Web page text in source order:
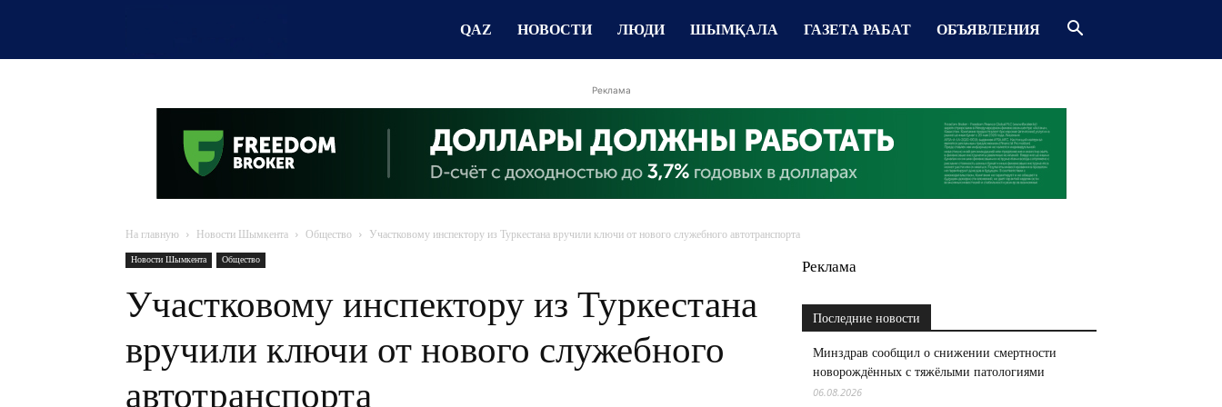
QAZ НОВОСТИ ЛЮДИ ШЫМҚАЛА ГАЗЕТА РАБАТ ОБЪЯВЛЕНИЯ
Реклама
На главную Новости Шымкента Общество Участковому инспектору из Туркестана вручили ключи от нового служебного автотранспорта
Новости Шымкента Общество
Участковому инспектору из Туркестана
вручили ключи от нового служебного
автотранспорта
Реклама
Последние новости
Минздрав сообщил о снижении смертности
новорождённых с тяжёлыми патологиями
06.08.2026